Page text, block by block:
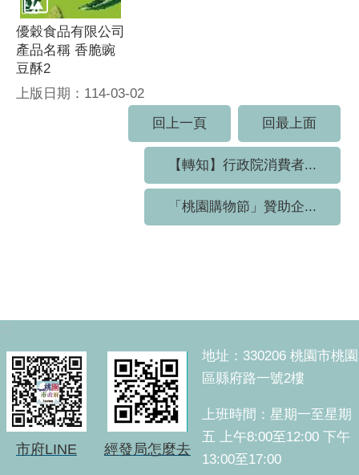
優穀食品有限公司
產品名稱 香脆豌
豆酥2
上版日期：114-03-02
回上一頁
回最上面
【轉知】行政院消費者...
「桃園購物節」贊助企...
:::
市府LINE 經發局怎麼去
地址：330206 桃園市桃園
區縣府路一號2樓
上班時間：星期一至星期
五 上午8:00至12:00 下午
13:00至17:00